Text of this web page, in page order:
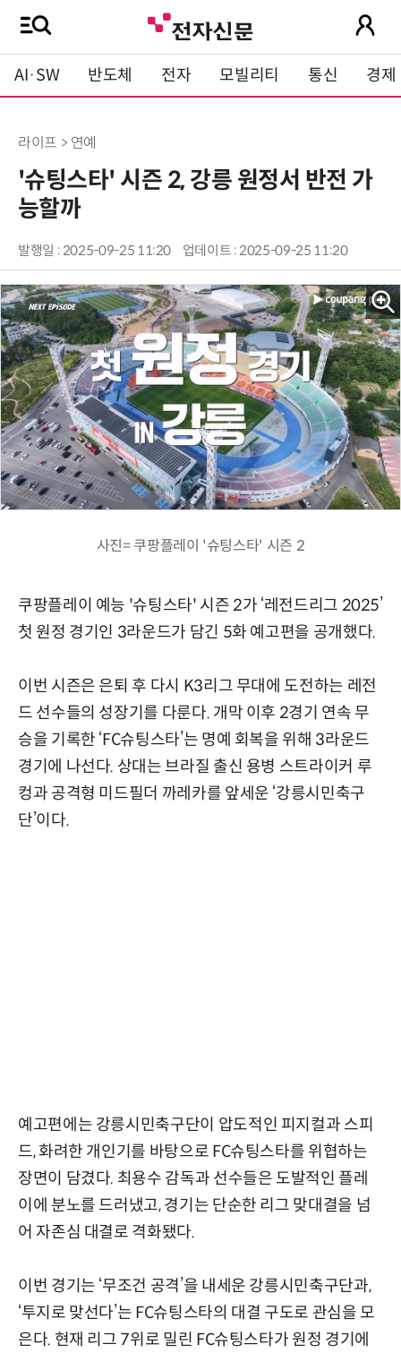
AI·SW 반도체 전자 모빌리티 통신 경제
라이프 > 연예
'슈팅스타' 시즌 2, 강릉 원정서 반전 가
능할까
발행일 : 2025-09-25 11:20 업데이트 : 2025-09-25 11:20
사진= 쿠팡플레이 '슈팅스타' 시즌 2
쿠팡플레이 예능 '슈팅스타' 시즌 2가 ‘레전드리그 2025’
첫 원정 경기인 3라운드가 담긴 5화 예고편을 공개했다.
이번 시즌은 은퇴 후 다시 K3리그 무대에 도전하는 레전
드 선수들의 성장기를 다룬다. 개막 이후 2경기 연속 무
승을 기록한 ‘FC슈팅스타’는 명예 회복을 위해 3라운드
경기에 나선다. 상대는 브라질 출신 용병 스트라이커 루
컹과 공격형 미드필더 까레카를 앞세운 ‘강릉시민축구
단’이다.
예고편에는 강릉시민축구단이 압도적인 피지컬과 스피
드, 화려한 개인기를 바탕으로 FC슈팅스타를 위협하는
장면이 담겼다. 최용수 감독과 선수들은 도발적인 플레
이에 분노를 드러냈고, 경기는 단순한 리그 맞대결을 넘
어 자존심 대결로 격화됐다.
이번 경기는 ‘무조건 공격’을 내세운 강릉시민축구단과,
‘투지로 맞선다’는 FC슈팅스타의 대결 구도로 관심을 모
은다. 현재 리그 7위로 밀린 FC슈팅스타가 원정 경기에